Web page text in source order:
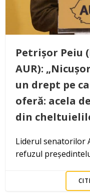
Petrișor Peiu
AUR):
un drept pe
oferă: acela
din
Liderul senatorilor
refuzul